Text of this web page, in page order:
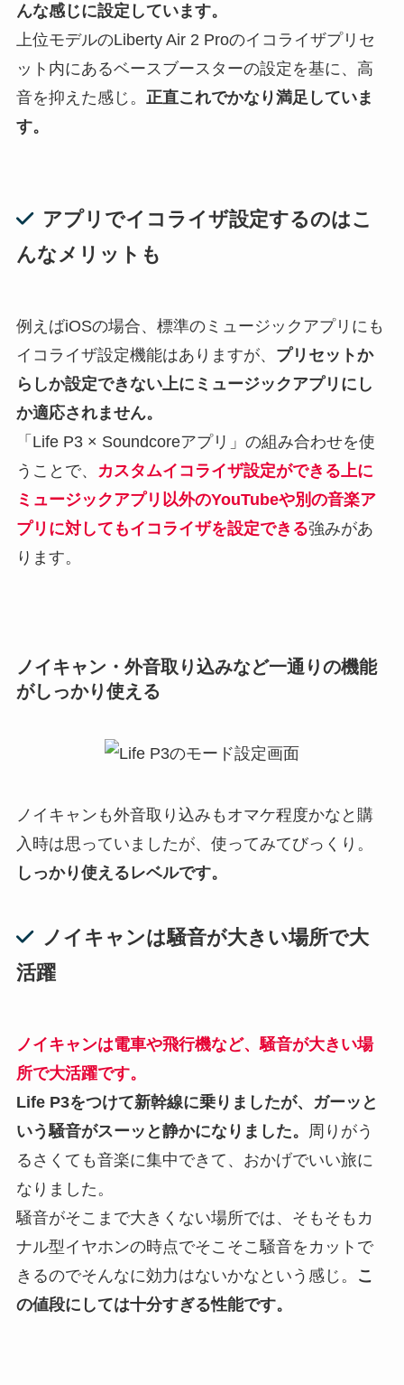
んな感じに設定しています。
上位モデルのLiberty Air 2 Proのイコライザプリセ
ット内にあるベースブースターの設定を基に、高
音を抑えた感じ。 正直これでかなり満足していま
す。
アプリでイコライザ設定するのはこ
んなメリットも
例えばiOSの場合、標準のミュージックアプリにも
イコライザ設定機能はありますが、 プリセットか
らしか設定できない上にミュージックアプリにし
か適応されません。
「Life P3 × Soundcoreアプリ」の組み合わせを使
うことで、
カスタムイコライザ設定ができる上に
ミュージックアプリ以外のYouTubeや別の音楽ア
プリに対してもイコライザを設定できる強みがあ
ります。
ノイキャン・外音取り込みなど一通りの機能
がしっかり使える
ノイキャンも外音取り込みもオマケ程度かなと購
入時は思っていましたが、使ってみてびっくり。
しっかり使えるレベルです。
ノイキャンは騒音が大きい場所で大
活躍
ノイキャンは電車や飛行機など、騒音が大きい場
所で大活躍です。
Life P3をつけて新幹線に乗りましたが、ガーッと
いう騒音がスーッと静かになりました。
周りがう
るさくても音楽に集中できて、おかげでいい旅に
なりました。
騒音がそこまで大きくない場所では、そもそもカ
ナル型イヤホンの時点でそこそこ騒音をカットで
きるのでそんなに効力はないかなという感じ。
こ
の値段にしては十分すぎる性能です。